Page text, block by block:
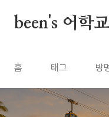
been's 어학
홈 태그 방